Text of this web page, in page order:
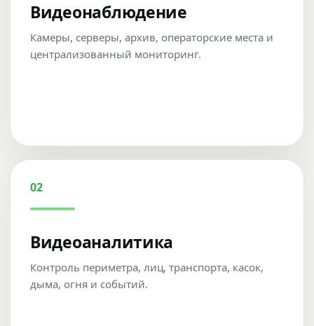
Видеонаблюдение
Камеры, серверы, архив, операторские места и
централизованный мониторинг.
02
Видеоаналитика
Контроль периметра, лиц, транспорта, касок,
дыма, огня и событий.